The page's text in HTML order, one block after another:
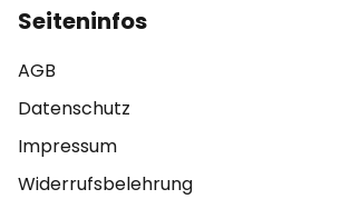
Seiteninfos
AGB
Datenschutz
Impressum
Widerrufsbelehrung